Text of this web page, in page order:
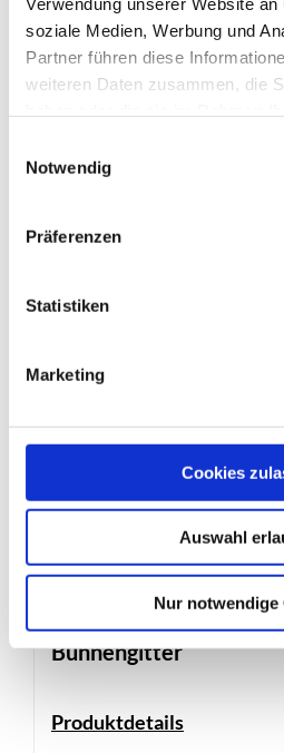
soziale Medien, Werbung und
Partner führen diese
weiteren Daten zusammen, die
Notwendig
Präferenzen
Statistiken
Marketing
Cookies
Auswahl
Nur notwendige
Bühnengitter
Produktdetails